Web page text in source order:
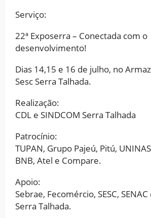
Serviço:
22ª Exposerra – Conectada com o
desenvolvimento!
Dias 14,15 e 16 de julho, no
Sesc Serra Talhada.
Realização:
CDL e SINDCOM Serra Talhada
Patrocínio:
TUPAN, Grupo Pajeú, Pitú,
BNB, Atel e Compare.
Apoio:
Sebrae, Fecomércio, SESC,
Serra Talhada.